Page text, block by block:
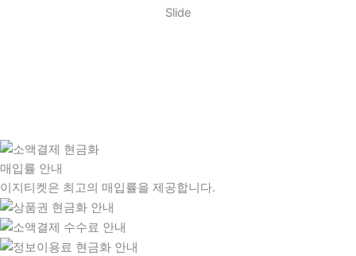
Slide
매입률 안내
이지티켓은 최고의 매입률을 제공합니다.